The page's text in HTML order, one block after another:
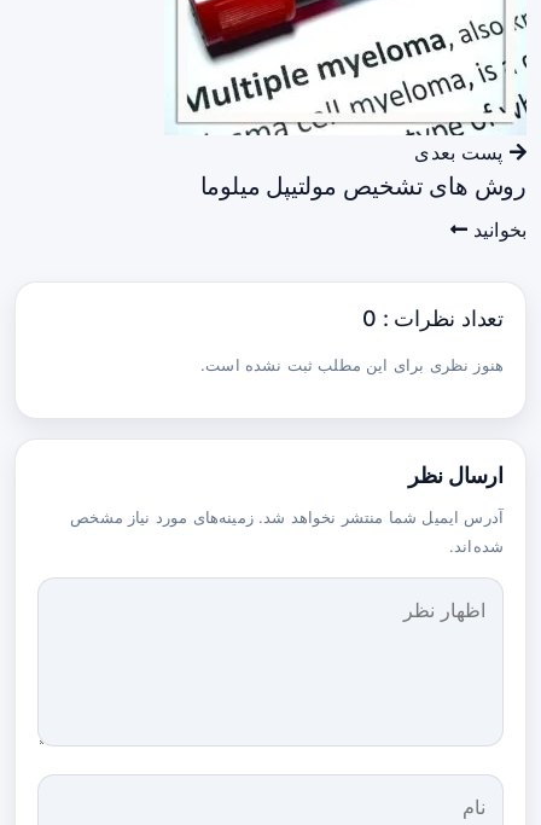
پست بعدی
روش های تشخیص مولتیپل میلوما
بخوانید
تعداد نظرات : 0
هنوز نظری برای این مطلب ثبت نشده است.
ارسال نظر
آدرس ایمیل شما منتشر نخواهد شد. زمینه‌های مورد نیاز مشخص
شده‌اند.